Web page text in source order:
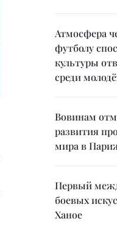
Атмосфера
футболу
культуры
среди
Вовинам
развития
мира в
Первый
боевых
Ханое